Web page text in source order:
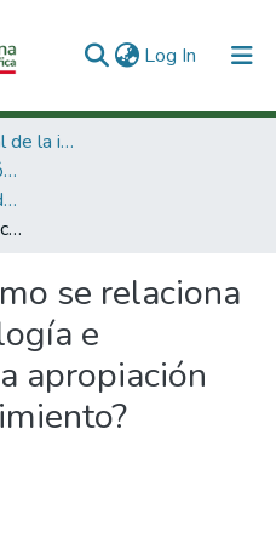
Log In (current)
2. Apropiación social de la información en Ciencia Tecnología e Innovación
2.2. Vocaciones y formación de la CTeI
2.2.2. Apropiación Social del Conocimiento
¿Cómo se relaciona la ciencia, tecnología e innovación con la apropiación social del conocimiento?
se relaciona
e
apropiación